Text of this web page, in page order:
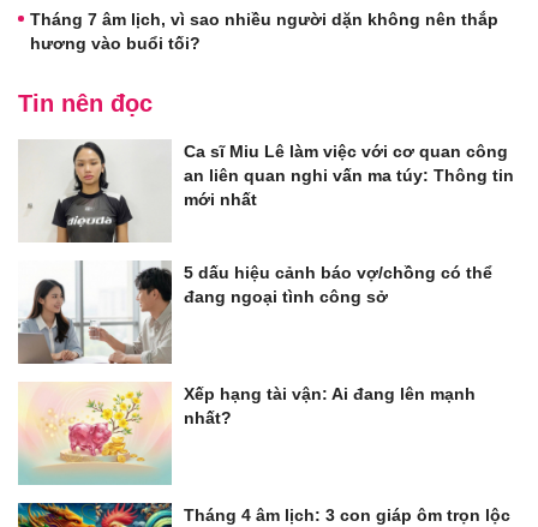
Tháng 7 âm lịch, vì sao nhiều người dặn không nên thắp
hương vào buổi tối?
Tin nên đọc
Ca sĩ Miu Lê làm việc với cơ quan công
an liên quan nghi vấn ma túy: Thông tin
mới nhất
5 dấu hiệu cảnh báo vợ/chồng có thể
đang ngoại tình công sở
Xếp hạng tài vận: Ai đang lên mạnh
nhất?
Tháng 4 âm lịch: 3 con giáp ôm trọn lộc